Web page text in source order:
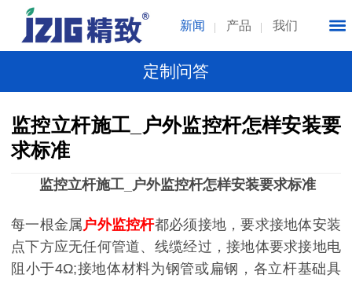
新闻 产品 我们
定制问答
监控立杆施工_户外监控杆怎样安装要
求标准
监控立杆施工_户外监控杆怎样安装要求标准
每一根金属户外监控杆都必须接地，要求接地体安装
点下方应无任何管道、线缆经过，接地体要求接地电
阻小于4Ω;接地体材料为钢管或扁钢，各立杆基础具